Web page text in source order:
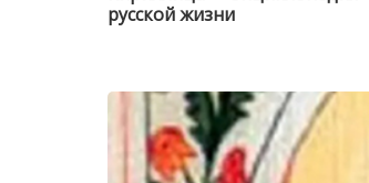
русской жизни